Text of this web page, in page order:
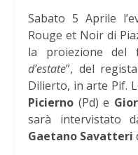
Sabato 5 Aprile
Rouge et Noir di
la proiezione del
d’estate”, del
Dilierto, in arte Pif.
Picierno (Pd) e
sarà intervistato
Gaetano Savatteri